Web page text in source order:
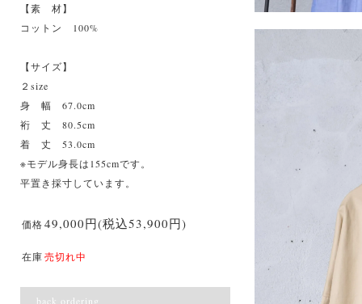
【素 材】
コットン 100%
【サイズ】
２size
身 幅 67.0cm
裄 丈 80.5cm
着 丈 53.0cm
※モデル身長は155cmです。
平置き採寸しています。
価格49,000円(税込53,900円)
在庫売切れ中
back ordering